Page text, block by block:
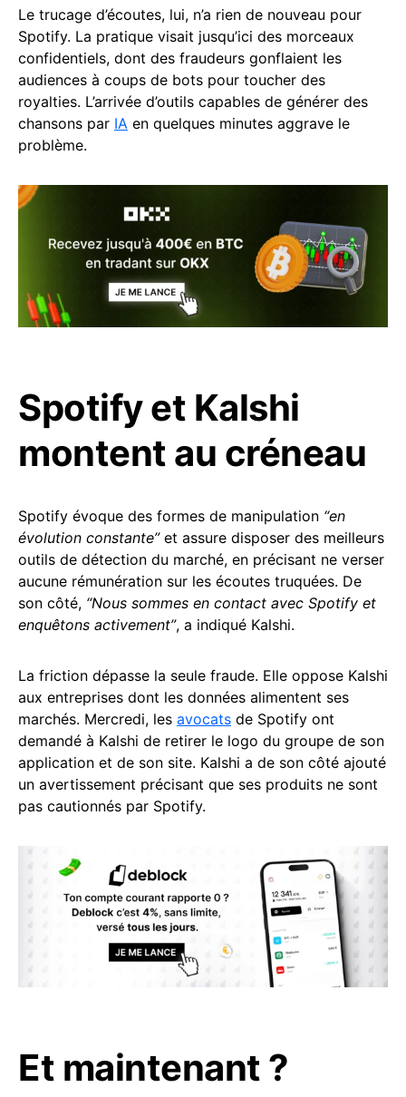
Le trucage d’écoutes, lui, n’a rien de nouveau pour
Spotify. La pratique visait jusqu’ici des morceaux
confidentiels, dont des fraudeurs gonflaient les
audiences à coups de bots pour toucher des
royalties. L’arrivée d’outils capables de générer des
chansons par IA en quelques minutes aggrave le
problème.
Spotify et Kalshi
montent au créneau
Spotify évoque des formes de manipulation “en
évolution constante”et assure disposer des meilleurs
outils de détection du marché, en précisant ne verser
aucune rémunération sur les écoutes truquées. De
son côté, “Nous sommes en contact avec Spotify et
enquêtons activement”, a indiqué Kalshi.
La friction dépasse la seule fraude. Elle oppose Kalshi
aux entreprises dont les données alimentent ses
marchés. Mercredi, les avocats de Spotify ont
demandé à Kalshi de retirer le logo du groupe de son
application et de son site. Kalshi a de son côté ajouté
un avertissement précisant que ses produits ne sont
pas cautionnés par Spotify.
Et maintenant ?